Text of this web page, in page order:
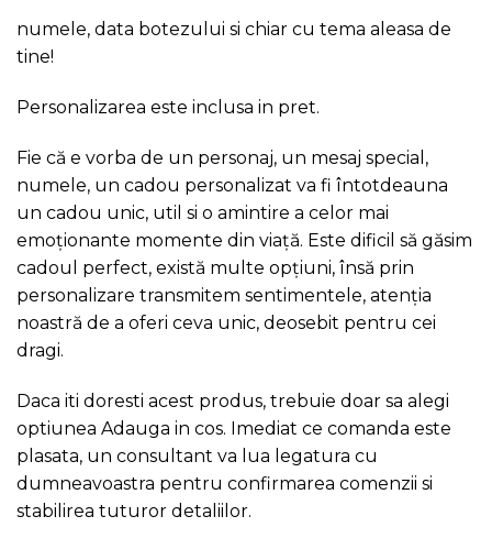
numele, data botezului si chiar cu tema aleasa de
tine!
Personalizarea este inclusa in pret.
Fie că e vorba de un personaj, un mesaj special,
numele, un cadou personalizat va fi întotdeauna
un cadou unic, util si o amintire a celor mai
emoționante momente din viață. Este dificil să găsim
cadoul perfect, există multe opțiuni, însă prin
personalizare transmitem sentimentele, atenția
noastră de a oferi ceva unic, deosebit pentru cei
dragi.
Daca iti doresti acest produs, trebuie doar sa alegi
optiunea Adauga in cos. Imediat ce comanda este
plasata, un consultant va lua legatura cu
dumneavoastra pentru confirmarea comenzii si
stabilirea tuturor detaliilor.